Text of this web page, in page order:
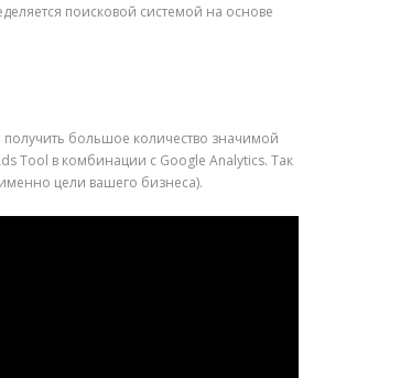
поисковой системой на основе
большое количество значимой
Tool в комбинации с Google Analytics. Так
цели вашего бизнеса).